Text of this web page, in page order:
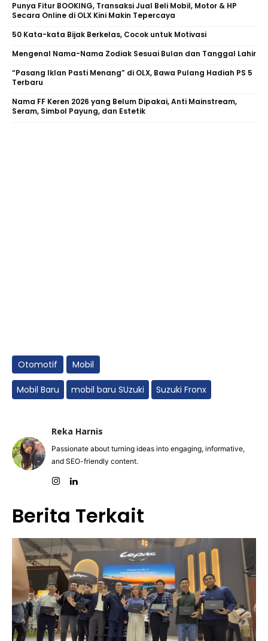
Punya Fitur BOOKING, Transaksi Jual Beli Mobil, Motor & HP
Secara Online di OLX Kini Makin Tepercaya
50 Kata-kata Bijak Berkelas, Cocok untuk Motivasi
Mengenal Nama-Nama Zodiak Sesuai Bulan dan Tanggal Lahir
“Pasang Iklan Pasti Menang” di OLX, Bawa Pulang Hadiah PS 5
Terbaru
Nama FF Keren 2026 yang Belum Dipakai, Anti Mainstream,
Seram, Simbol Payung, dan Estetik
Otomotif Mobil
Mobil Baru mobil baru SUzuki Suzuki Fronx
Reka Harnis
Passionate about turning ideas into engaging, informative,
and SEO-friendly content.
Berita Terkait